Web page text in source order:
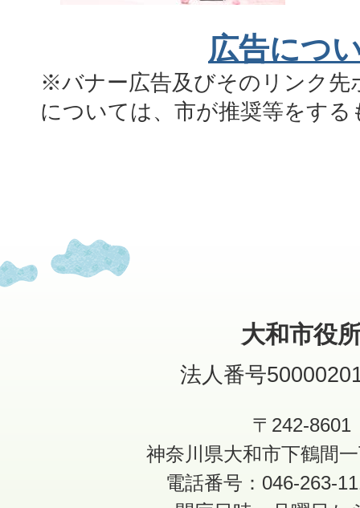
広告につ
※バナー広告及びそのリンク先
については、市が推奨等をす
大和市役
法人番号
〒242-8601
神奈川県大和市下鶴間
電話番号：046-263-